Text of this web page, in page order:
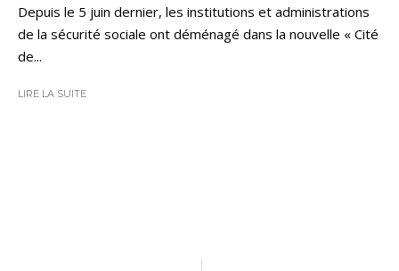
Depuis le 5 juin dernier, les institutions et administrations
de la sécurité sociale ont déménagé dans la nouvelle « Cité
de...
LIRE LA SUITE